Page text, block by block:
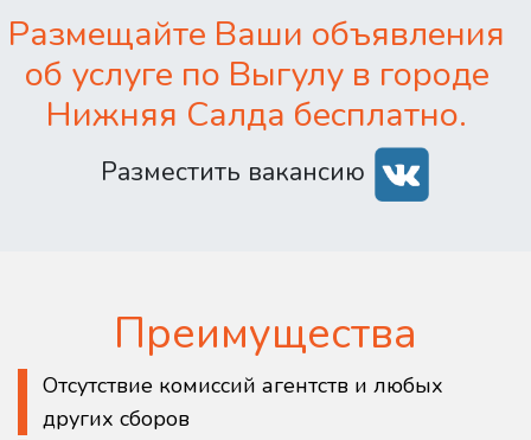
Размещайте Ваши объявления
об услуге по Выгулу в городе
Нижняя Салда бесплатно.
Разместить вакансию
Преимущества
Отсутствие комиссий агентств и любых
других сборов